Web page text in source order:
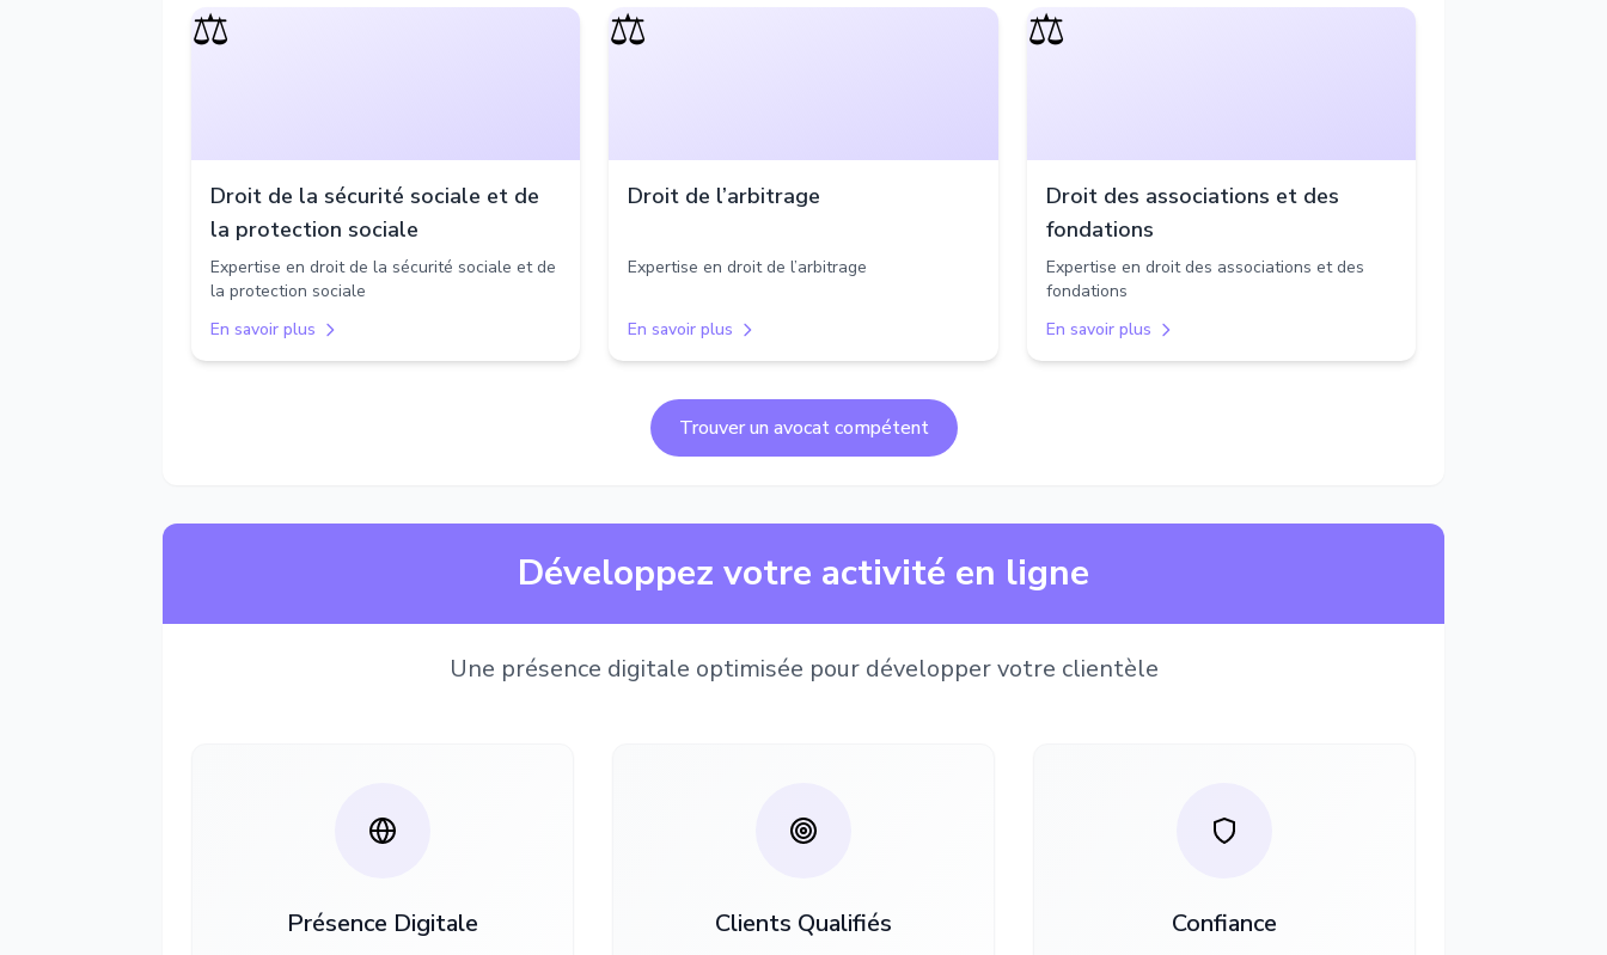
⚖️
Droit de la sécurité sociale et de
la protection sociale
Expertise en droit de la sécurité sociale et de
la protection sociale
En savoir plus
⚖️
Droit de l’arbitrage
Expertise en droit de l’arbitrage
En savoir plus
⚖️
Droit des associations et des
fondations
Expertise en droit des associations et des
fondations
En savoir plus
Trouver un avocat compétent
Développez votre activité en ligne
Une présence digitale optimisée pour développer votre clientèle
Présence Digitale Clients Qualifiés Confiance